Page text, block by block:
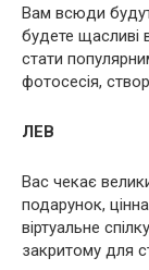
Вам всюди
будете щасливі
стати
фотосесія,
ЛЕВ
Вас чекає
подарунок,
віртуальне
закритому для